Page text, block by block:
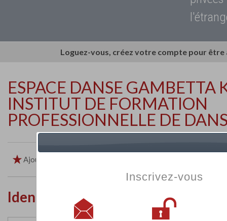
Loguez-vous, créez votre compte pour
ESPACE DANSE GAMBETTA
INSTITUT DE FORMATION
PROFESSIONNELLE DE
Ajouter aux favoris
Identité de l'établissement
Inscrivez-vous